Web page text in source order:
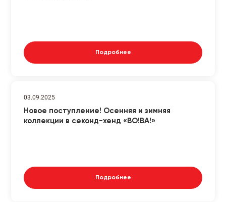
Подробнее
03.09.2025
Новое поступление! Осенняя и зимняя
коллекции в секонд-хенд «ВО!ВА!»
Подробнее